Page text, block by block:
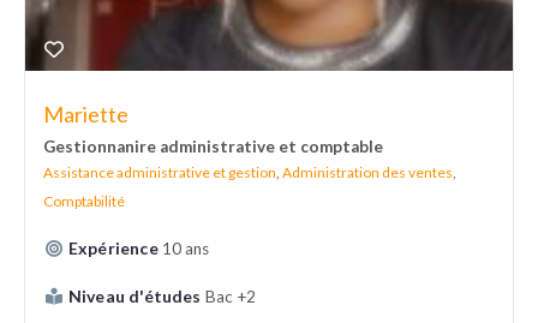
Mariette
Gestionnanire administrative et comptable
Assistance administrative et gestion, Administration des ventes,
Comptabilité
Expérience 10 ans
Niveau d'études Bac +2